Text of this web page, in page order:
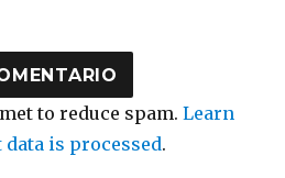
to reduce spam.Learn
is processed.